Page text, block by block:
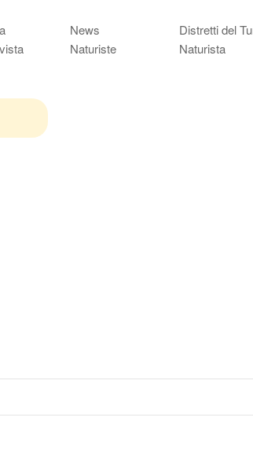
News
Naturiste
Distretti del
Naturista